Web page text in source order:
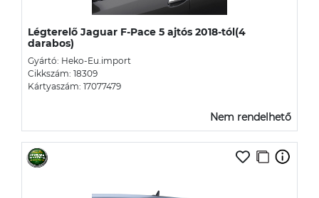
Légterelő Jaguar F-Pace 5 ajtós 2018-tól(4
darabos)
Gyártó: Heko-Eu.import
Cikkszám: 18309
Kártyaszám: 17077479
Nem rendelhető